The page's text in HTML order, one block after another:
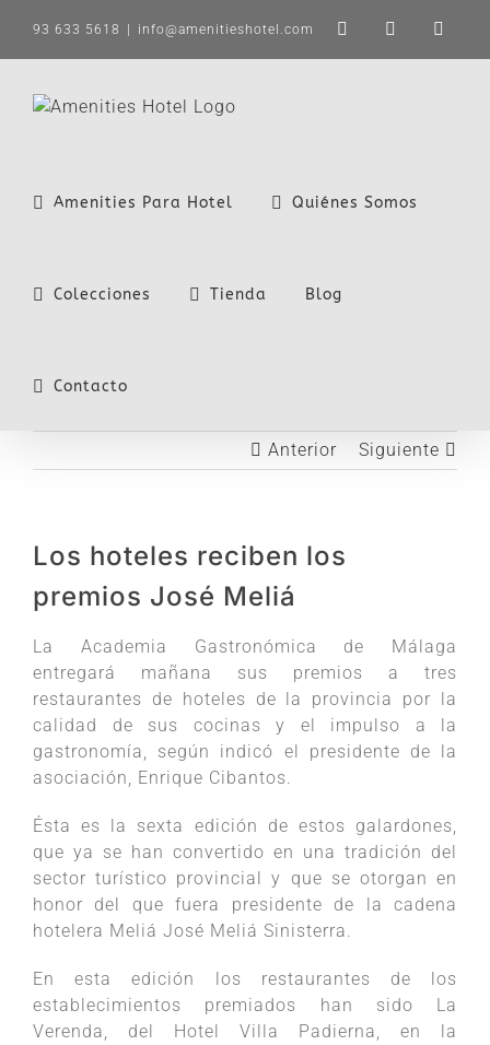
contenido
93 633 5618 info@amenitieshotel.com LinkedIn
X
Amenities Para Hotel Quiénes Somos
Colecciones Tienda Blog
Contacto
Anterior Siguiente
Los hoteles reciben los
premios José Meliá
La Academia Gastronómica de Málaga
entregará mañana sus premios a tres
restaurantes de hoteles de la provincia por la
calidad de sus cocinas y el impulso a la
gastronomía, según indicó el presidente de la
asociación, Enrique Cibantos.
Ésta es la sexta edición de estos galardones,
que ya se han convertido en una tradición del
sector turístico provincial y que se otorgan en
honor del que fuera presidente de la cadena
hotelera Meliá José Meliá Sinisterra.
En esta edición los restaurantes de los
establecimientos premiados han sido La
Verenda, del Hotel Villa Padierna, en la